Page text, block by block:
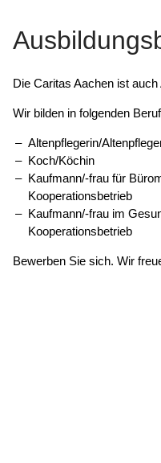
Die Caritas Aachen ist
Wir bilden in folgenden
Altenpflegerin/
Koch/Köchin
Kaufmann/-frau für
Kooperationsbetrieb
Kaufmann/-frau im
Kooperationsbetrieb
Bewerben Sie sich. Wir